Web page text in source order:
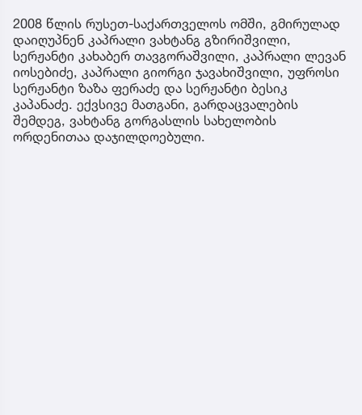
2008 წლის რუსეთ-საქართველოს ომში, გმირულად
დაიღუპნენ კაპრალი ვახტანგ გზირიშვილი,
სერჟანტი კახაბერ თავგორაშვილი, კაპრალი ლევან
იოსებიძე, კაპრალი გიორგი ჯავახიშვილი, უფროსი
სერჟანტი ზაზა ფერაძე და სერჟანტი ბესიკ
კაპანაძე. ექვსივე მათგანი, გარდაცვალების
შემდეგ, ვახტანგ გორგასლის სახელობის
ორდენითაა დაჯილდოებული.